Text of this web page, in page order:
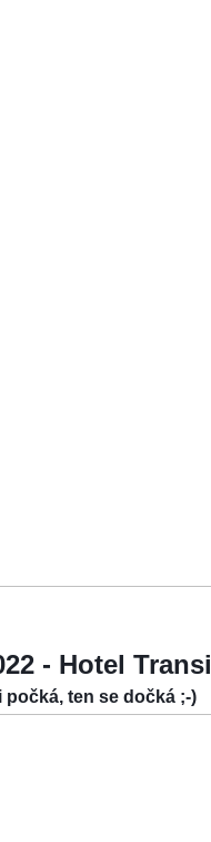
- Hotel
počká, ten se dočká ;-)